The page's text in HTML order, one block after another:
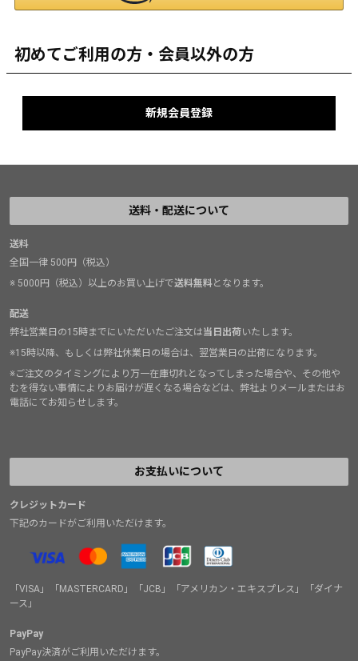
初めてご利用の方・会員以外の方
送料・配送について
送料
全国一律 500円（税込）
※ 5000円（税込）以上のお買い上げで送料無料となります。
配送
弊社営業日の15時までにいただいたご注文は当日出荷いたします。
※15時以降、もしくは弊社休業日の場合は、翌営業日の出荷になります。
※ご注文のタイミングにより万一在庫切れとなってしまった場合や、その他や
むを得ない事情によりお届けが遅くなる場合などは、弊社よりメールまたはお
電話にてお知らせします。
お支払いについて
クレジットカード
下記のカードがご利用いただけます。
「VISA」「MASTERCARD」「JCB」「アメリカン・エキスプレス」「ダイナ
ース」
PayPay
PayPay決済がご利用いただけます。